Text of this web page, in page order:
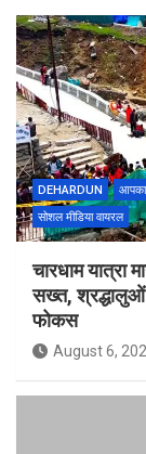
DEHARDUN
सोशल मीडिया वायरल
चारधाम यात्रा
सख्त, श्रद्धालुओं
फोकस
August 6,